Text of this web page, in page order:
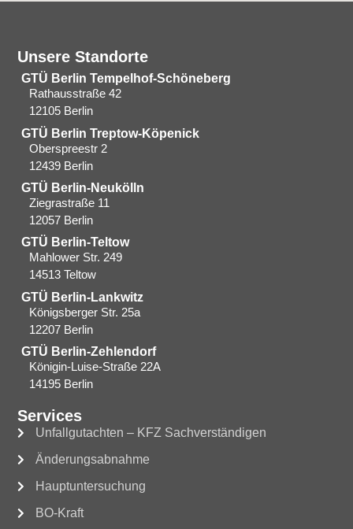
Unsere Standorte
GTÜ Berlin Tempelhof-Schöneberg
Rathausstraße 42
12105 Berlin
GTÜ Berlin Treptow-Köpenick
Oberspreestr 2
12439 Berlin​
GTÜ Berlin-Neukölln
Ziegrastraße 11
12057 Berlin
GTÜ Berlin-Teltow
Mahlower Str. 249
14513 Teltow
GTÜ Berlin-Lankwitz
Königsberger Str. 25a
12207 Berlin
GTÜ Berlin-Zehlendorf
Königin-Luise-Straße 22A
14195 Berlin
Services
Unfallgutachten – KFZ Sachverständigen
Änderungsabnahme
Hauptuntersuchung
BO-Kraft